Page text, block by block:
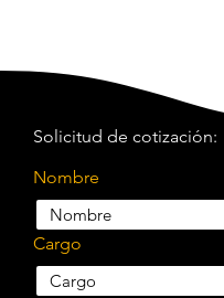
Solicitud de cotización:
Nombre
Cargo